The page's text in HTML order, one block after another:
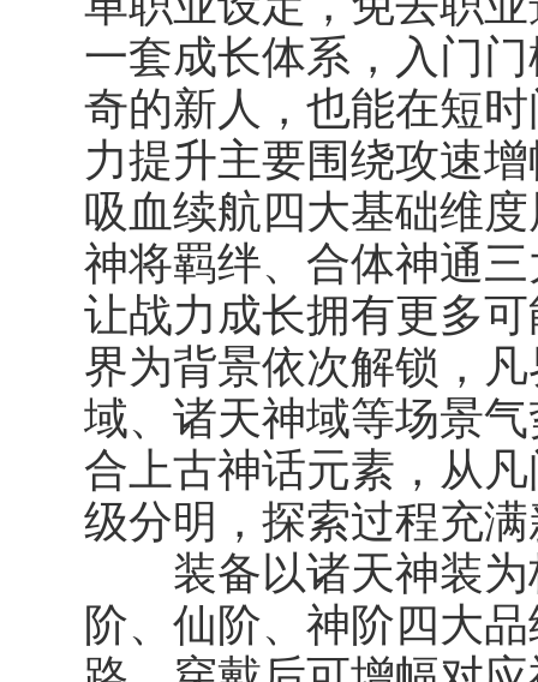
一套成长体系，入门
奇的新人，也能在短
力提升主要围绕攻速
吸血续航四大基础维
神将羁绊、合体神通
让战力成长拥有更多
界为背景依次解锁，
域、诸天神域等场景
合上古神话元素，从
级分明，探索过程充
装备以诸天神装为
阶、仙阶、神阶四大